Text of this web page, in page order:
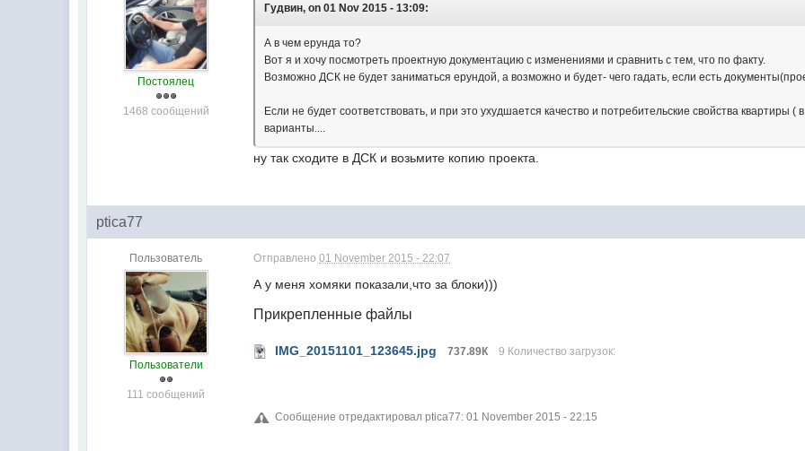
Постоялец
1468 сообщений
Гудвин, on 01 Nov 2015 - 13:09:
А в чем ерунда то?
Вот я и хочу посмотреть проектную документацию с изменениями и сравнить с тем, что по факту.
Возможно ДСК не будет заниматься ерундой, а возможно и будет- чего гадать, если есть
Если не будет соответствовать, и при это ухудшается качество и потребительские свойства
варианты....
ну так сходите в ДСК и возьмите копию проекта.
ptica77
Пользователь
Пользователи
111 сообщений
Отправлено01 November 2015 - 22:07
А у меня хомяки показали,что за блоки)))
Прикрепленные файлы
IMG_20151101_123645.jpg 737.89К 9 Количество загрузок:
Сообщение отредактировал ptica77: 01 November 2015 - 22:15